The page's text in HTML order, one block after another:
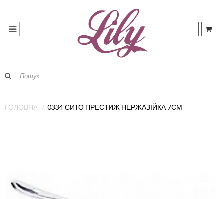
ГОЛОВНА 0334 СИТО ПРЕСТИЖ НЕРЖАВІЙКА 7СМ